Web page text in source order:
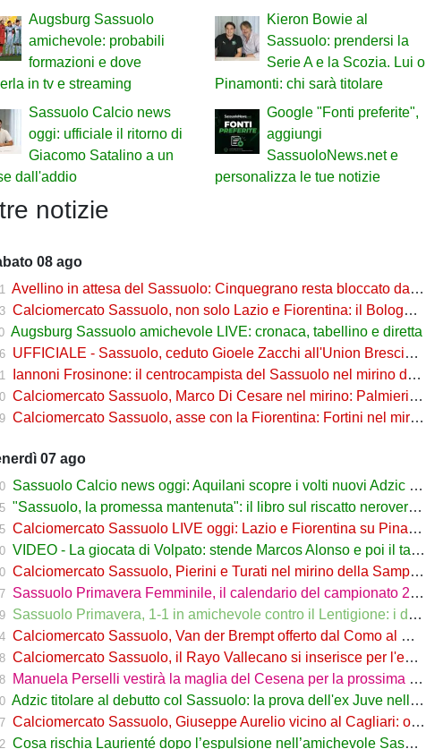
Augsburg Sassuolo
amichevole: probabili
formazioni e dove
in tv e streaming
Kieron Bowie al
Sassuolo: prendersi la
Serie A e la Scozia. Lui o
Pinamonti: chi sarà titolare
Sassuolo Calcio news
oggi: ufficiale il ritorno di
Giacomo Satalino a un
dall'addio
Google "Fonti preferite",
aggiungi
SassuoloNews.net e
personalizza le tue notizie
notizie
08 ago
Avellino in attesa del Sassuolo: Cinquegrano resta bloccato da Aquilani
Calciomercato Sassuolo, non solo Lazio e Fiorentina: il Bologna su Pinamonti, Sartori era al Ricci
Augsburg Sassuolo amichevole LIVE: cronaca, tabellino e diretta
UFFICIALE - Sassuolo, ceduto Gioele Zacchi all'Union Brescia: la formula
Iannoni Frosinone: il centrocampista del Sassuolo nel mirino dei ciociari
Calciomercato Sassuolo, Marco Di Cesare nel mirino: Palmieri sul centrale del Racing Avellaneda
Calciomercato Sassuolo, asse con la Fiorentina: Fortini nel mirino, Thorstvedt e Fabbian sul tavolo
07 ago
Sassuolo Calcio news oggi: Aquilani scopre i volti nuovi Adzic e Bowie
"Sassuolo, la promessa mantenuta": il libro sul riscatto neroverde su Amazon e in libreria
Calciomercato Sassuolo LIVE oggi: Lazio e Fiorentina su Pinamonti, rispunta Zappa
VIDEO - La giocata di Volpato: stende Marcos Alonso e poi il tacco per il gol di Bakola
Calciomercato Sassuolo, Pierini e Turati nel mirino della Sampdoria
Sassuolo Primavera Femminile, il calendario del campionato 26/27: si parte a Parma
Sassuolo Primavera, 1-1 in amichevole contro il Lentigione: i dettagli
Calciomercato Sassuolo, Van der Brempt offerto dal Como al Cagliari per avere Esposito
Calciomercato Sassuolo, il Rayo Vallecano si inserisce per l'ex Torino Obrador
Manuela Perselli vestirà la maglia del Cesena per la prossima stagione
Adzic titolare al debutto col Sassuolo: la prova dell'ex Juve nell'1-4 col Celta
Calciomercato Sassuolo, Giuseppe Aurelio vicino al Cagliari: operazione in dirittura d’arrivo
Cosa rischia Laurienté dopo l’espulsione nell’amichevole Sassuolo-Celta Vigo